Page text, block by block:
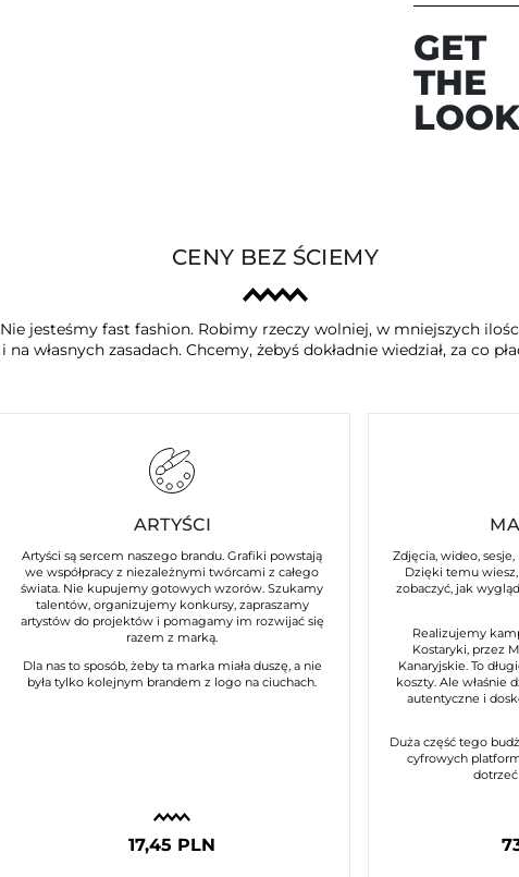
GET
THE
LOOK
CENY BEZ ŚCIEMY
Nie jesteśmy fast fashion. Robimy rzeczy wolniej, w mniejszych
i na własnych zasadach. Chcemy, żebyś dokładnie wiedział, za co
ARTYŚCI
Artyści są sercem naszego brandu. Grafiki powstają
we współpracy z niezależnymi twórcami z całego
świata. Nie kupujemy gotowych wzorów. Szukamy
talentów, organizujemy konkursy, zapraszamy
artystów do projektów i pomagamy im rozwijać się
razem z marką.
Dla nas to sposób, żeby ta marka miała duszę, a nie
była tylko kolejnym brandem z logo na ciuchach.
17,45 PLN
Zdjęcia, wideo,
Dzięki temu
zobaczyć, jak
Realizujemy
Kostaryki, przez
Kanaryjskie. To
koszty. Ale właśnie
autentyczne i
Duża część tego
cyfrowych